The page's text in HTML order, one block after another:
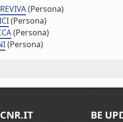
(Persona)
(Persona)
(Persona)
(Persona)
BE